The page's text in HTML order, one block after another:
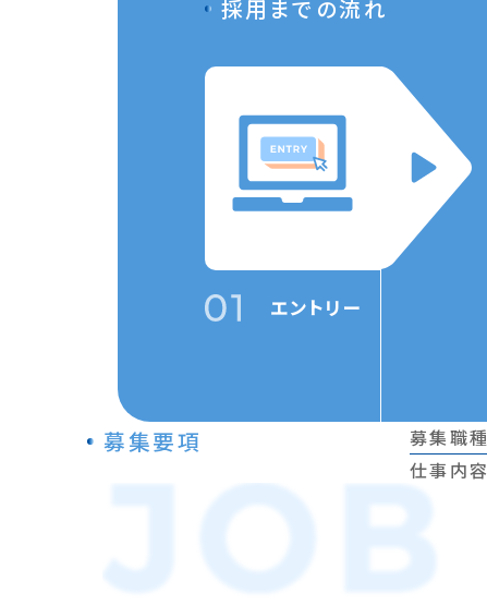
採用までの流れ
エントリー
募集要項 募集職種
仕事内容